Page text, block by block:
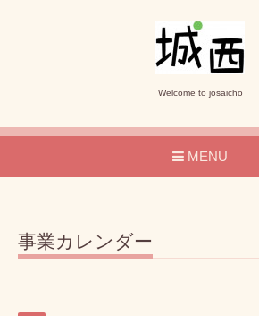
Welcome to josaicho
MENU
事業カレンダー